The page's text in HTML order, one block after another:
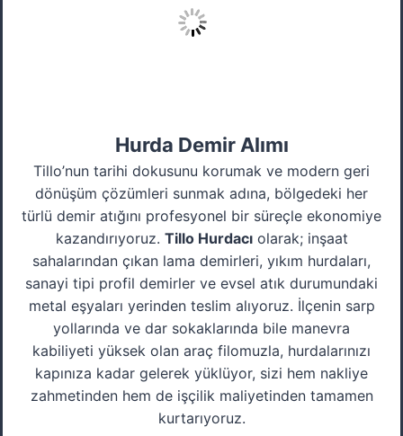
Hurda Demir Alımı
Tillo’nun tarihi dokusunu korumak ve modern geri
dönüşüm çözümleri sunmak adına, bölgedeki her
türlü demir atığını profesyonel bir süreçle ekonomiye
kazandırıyoruz. Tillo Hurdacıolarak; inşaat
sahalarından çıkan lama demirleri, yıkım hurdaları,
sanayi tipi profil demirler ve evsel atık durumundaki
metal eşyaları yerinden teslim alıyoruz. İlçenin sarp
yollarında ve dar sokaklarında bile manevra
kabiliyeti yüksek olan araç filomuzla, hurdalarınızı
kapınıza kadar gelerek yüklüyor, sizi hem nakliye
zahmetinden hem de işçilik maliyetinden tamamen
kurtarıyoruz.